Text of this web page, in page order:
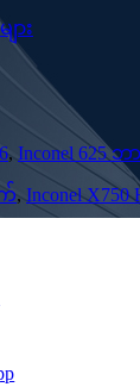
ျား
, Inconel 625 ဘ
က်, Inconel X750